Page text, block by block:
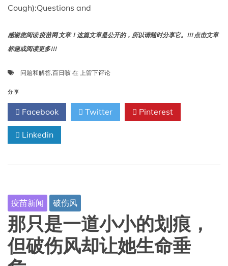
Cough):Questions and
感谢您阅读 疫苗网 文章！这篇文章是公开的，所以请随时分享它。!!! 点击文章
标题或阅读更多!!!
问题和解答,百日咳 在 百
问
答：
疾
上留下评论
分享
Facebook Twitter Pinterest
Linkedin
疫苗新闻 破伤风
那只是一道小小的划痕，
但破伤风却让她生命垂